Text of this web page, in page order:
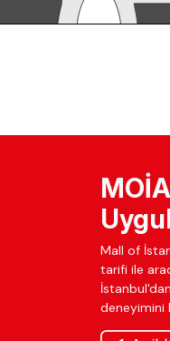
Mall of
tarifi ile
deneyimini